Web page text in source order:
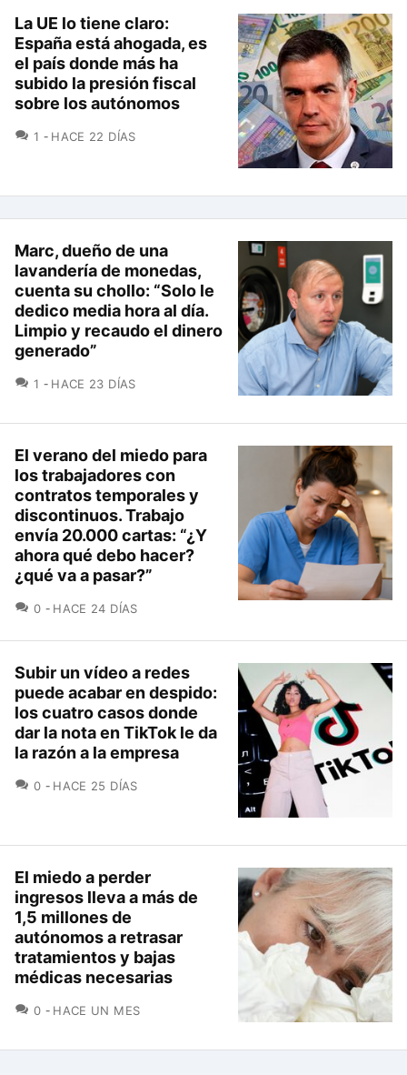
La UE lo tiene claro:
España está ahogada, es
el país donde más ha
subido la presión fiscal
sobre los autónomos
1 COMENTARIOS
HACE 22 DÍAS
Marc, dueño de una
lavandería de monedas,
cuenta su chollo: “Solo le
dedico media hora al día.
Limpio y recaudo el dinero
generado”
1 COMENTARIOS
HACE 23 DÍAS
El verano del miedo para
los trabajadores con
contratos temporales y
discontinuos. Trabajo
envía 20.000 cartas: “¿Y
ahora qué debo hacer?
¿qué va a pasar?”
0 COMENTARIOS
HACE 24 DÍAS
Subir un vídeo a redes
puede acabar en despido:
los cuatro casos donde
dar la nota en TikTok le da
la razón a la empresa
0 COMENTARIOS
HACE 25 DÍAS
El miedo a perder
ingresos lleva a más de
1,5 millones de
autónomos a retrasar
tratamientos y bajas
médicas necesarias
0 COMENTARIOS
HACE UN MES